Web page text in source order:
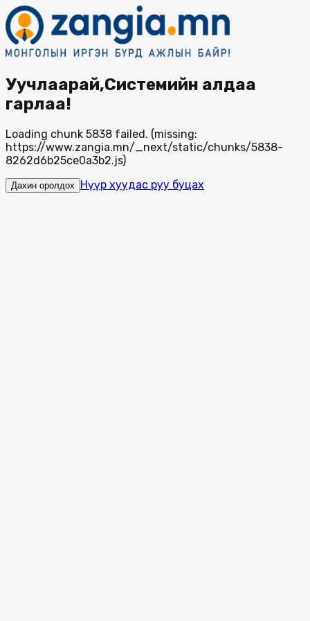
Уучлаарай,Системийн алдаа
гарлаа!
Loading chunk 5838 failed. (missing:
https://www.zangia.mn/_next/static/chunks/5838-
8262d6b25ce0a3b2.js)
Дахин оролдох Нүүр хуудас руу буцах